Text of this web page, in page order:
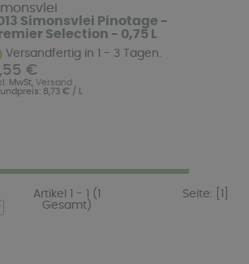
Simonsvlei Pinotage -
Selection - 0,75 L
Versandfertig in 1 - 3 Tagen.
€
MwSt, Versand
8,73 € / L
Artikel 1 - 1 (1
Gesamt)
Seite: